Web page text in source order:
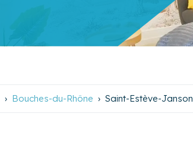
Bouches-du-Rhône Saint-Estève-Janson